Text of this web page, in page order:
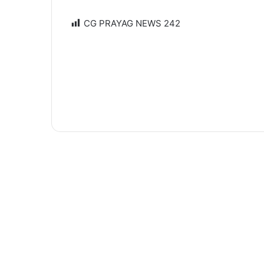
CG PRAYAG NEWS 242